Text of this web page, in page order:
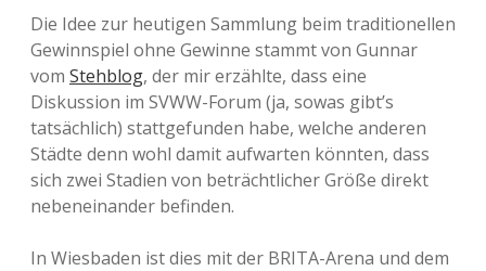
Die Idee zur heutigen Sammlung beim traditionellen
Gewinnspiel ohne Gewinne stammt von Gunnar
vom Stehblog, der mir erzählte, dass eine
Diskussion im SVWW-Forum (ja, sowas gibt’s
tatsächlich) stattgefunden habe, welche anderen
Städte denn wohl damit aufwarten könnten, dass
sich zwei Stadien von beträchtlicher Größe direkt
nebeneinander befinden.
In Wiesbaden ist dies mit der BRITA-Arena und dem